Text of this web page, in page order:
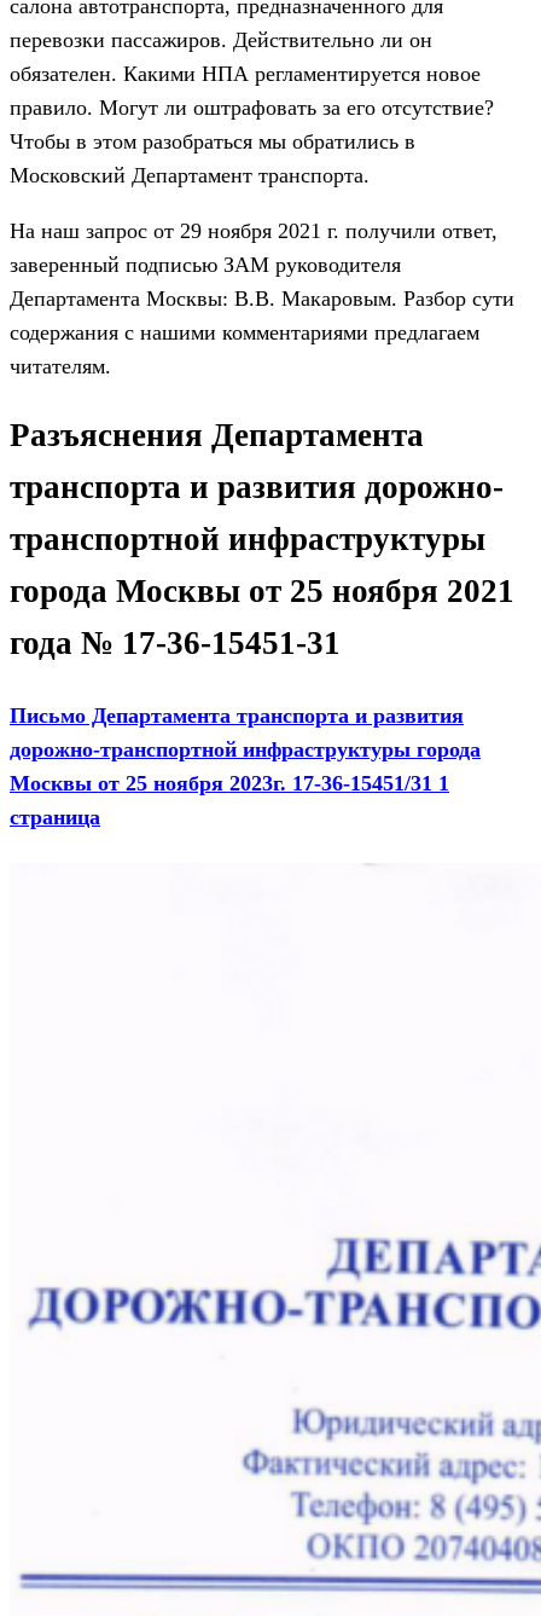
салона автотранспорта, предназначенного для
перевозки пассажиров. Действительно ли он
обязателен. Какими НПА регламентируется новое
правило. Могут ли оштрафовать за его отсутствие?
Чтобы в этом разобраться мы обратились в
Московский Департамент транспорта.
На наш запрос от 29 ноября 2021 г. получили ответ,
заверенный подписью ЗАМ руководителя
Департамента Москвы: В.В. Макаровым. Разбор сути
содержания с нашими комментариями предлагаем
читателям.
Разъяснения Департамента
транспорта и развития дорожно-
транспортной инфраструктуры
города Москвы от 25 ноября 2021
года № 17-36-15451-31
Письмо Департамента транспорта и развития
дорожно-транспортной инфраструктуры города
Москвы от 25 ноября 2023г. 17-36-15451/31 1
страница